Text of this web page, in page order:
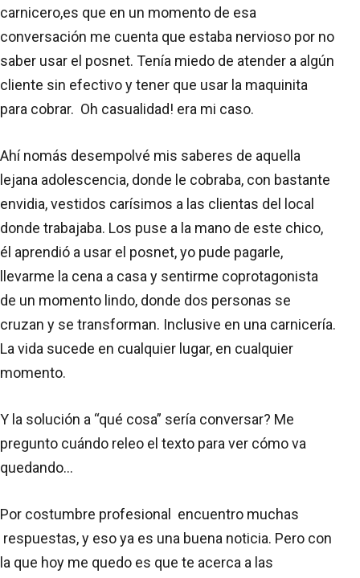
carnicero,es que en un momento de esa
conversación me cuenta que estaba nervioso por no
saber usar el posnet. Tenía miedo de atender a algún
cliente sin efectivo y tener que usar la maquinita
para cobrar. Oh casualidad! era mi caso.
Ahí nomás desempolvé mis saberes de aquella
lejana adolescencia, donde le cobraba, con bastante
envidia, vestidos carísimos a las clientas del local
donde trabajaba. Los puse a la mano de este chico,
él aprendió a usar el posnet, yo pude pagarle,
llevarme la cena a casa y sentirme coprotagonista
de un momento lindo, donde dos personas se
cruzan y se transforman. Inclusive en una carnicería.
La vida sucede en cualquier lugar, en cualquier
momento.
Y la solución a “qué cosa” sería conversar? Me
pregunto cuándo releo el texto para ver cómo va
quedando...
Por costumbre profesional encuentro muchas
respuestas, y eso ya es una buena noticia. Pero con
la que hoy me quedo es que te acerca a las